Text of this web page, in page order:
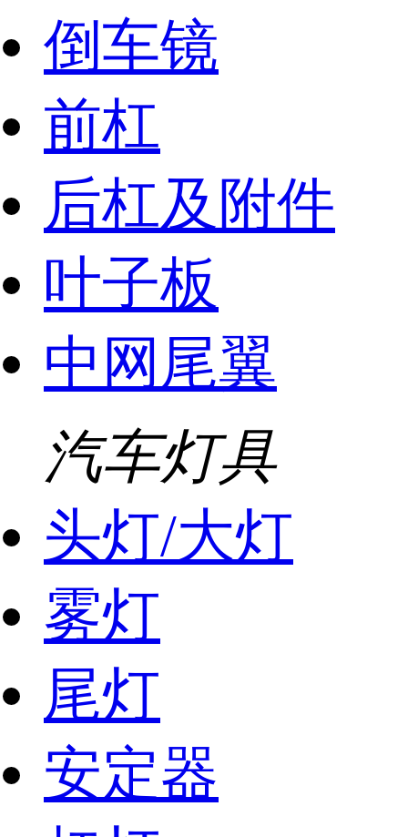
倒车镜
前杠
后杠及附件
叶子板
中网尾翼
汽车灯具
头灯/大灯
雾灯
尾灯
安定器